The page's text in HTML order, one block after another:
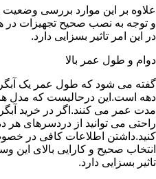
علاوه بر این موارد بررسی
و توجه به نصب صحیح تجهیزات در
در این امر تاثیر بسزایی دارد.
دوام و طول عمر بالا
گفته می شود که طول عمر یک
دهه است.این درحالیست که مدل
مدت عمر می کنند.اگر در خرید
راحتی می توانید از دردسرهای هر
کنید.داشتن اطلاعات کافی در
انتخاب صحیح و کارایی بالای این
تاثیر بسزایی دارد.